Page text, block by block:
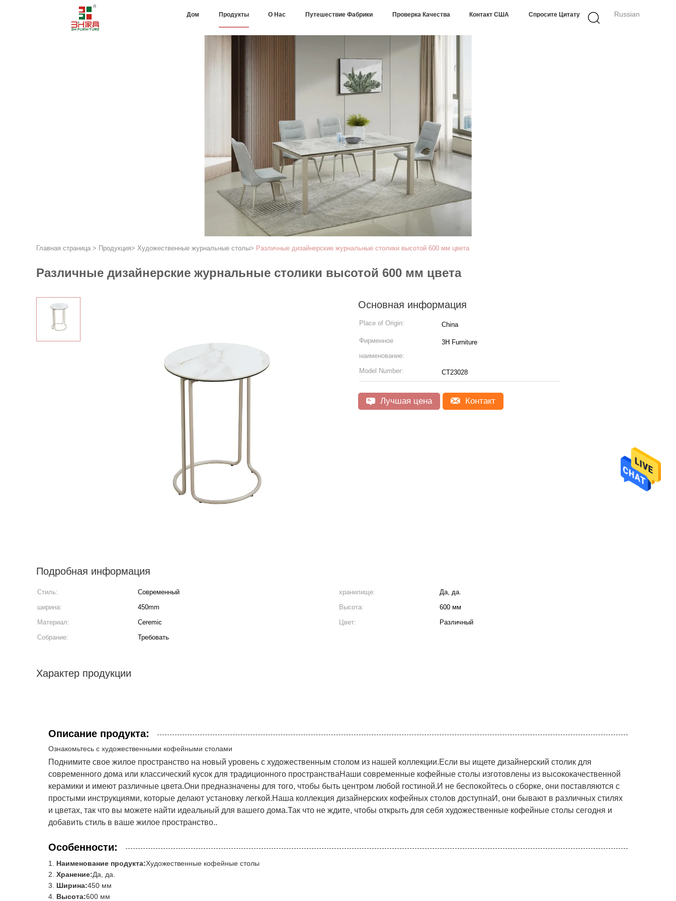
Russian
Дом Продукты О Нас Путешествие Фабрики Проверка Качества Контакт США Спросите Цитату
Главная страница > Продукция> Художественные журнальные столы> Различные дизайнерские журнальные столики высотой 600 мм цвета
Различные дизайнерские журнальные столики высотой 600 мм цвета
Основная информация
Place of Origin: China
Фирменное
наименование:
3H Furniture
Model Number: CT23028
Лучшая цена Контакт
Подробная информация
Стиль: Современный хранилище:
Да, да.
ширина:
450mm Высота:
600 мм
Материал:
Ceremic Цвет:
Различный
Собрание:
Требовать
Характер продукции
Описание продукта:
Ознакомьтесь с художественными кофейными столами
Поднимите свое жилое пространство на новый уровень с художественным столом из нашей коллекции.Если вы ищете дизайнерский столик для
современного дома или классический кусок для традиционного пространстваНаши современные кофейные столы изготовлены из высококачественной
керамики и имеют различные цвета.Они предназначены для того, чтобы быть центром любой гостиной.И не беспокойтесь о сборке, они поставляются с
простыми инструкциями, которые делают установку легкой.Наша коллекция дизайнерских кофейных столов доступнаИ, они бывают в различных стилях
и цветах, так что вы можете найти идеальный для вашего дома.Так что не ждите, чтобы открыть для себя художественные кофейные столы сегодня и
добавить стиль в ваше жилое пространство..
Особенности:
Наименование продукта:Художественные кофейные столы
Хранение:Да, да.
Ширина:450 мм
Высота:600 мм